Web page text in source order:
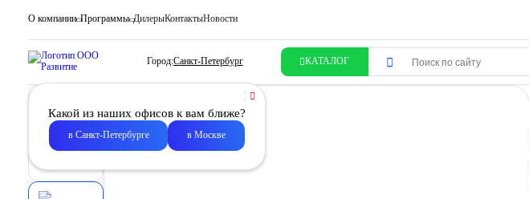
О компании Программы ДилерыКонтактыНовости
Город:Санкт-Петербург КАТАЛОГ
Какой из наших офисов к вам ближе?
в Санкт-Петербурге в Москве